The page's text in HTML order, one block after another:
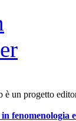
è un progetto
fenomenologia e